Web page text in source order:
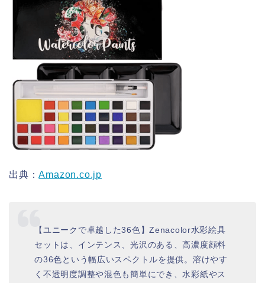
出典：Amazon.co.jp
【ユニークで卓越した36色】Zenacolor水彩絵具
セットは、インテンス、光沢のある、高濃度顔料
の36色という幅広いスペクトルを提供。溶けやす
く不透明度調整や混色も簡単にでき、水彩紙やス